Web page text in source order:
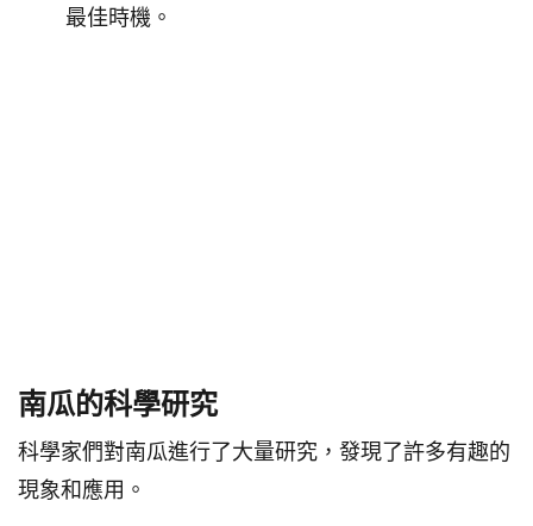
最佳時機。
南瓜的科學研究
科學家們對南瓜進行了大量研究，發現了許多有趣的
現象和應用。